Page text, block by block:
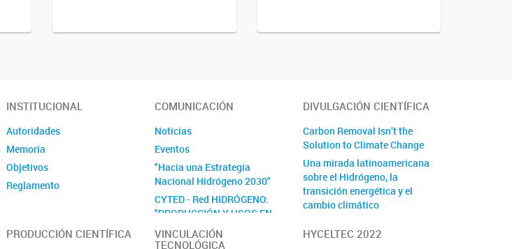
INSTITUCIONAL
Autoridades
Memoria
Objetivos
Reglamento
COMUNICACIÓN
Noticias
Eventos
"Hacia una Estrategia
Nacional Hidrógeno 2030"
CYTED - Red HIDRÓGENO:
"PRODUCCIÓN Y USOS EN
EL TRANSPORTE Y EL
SECTOR ELÉCTRICO" -
DIVULGACIÓN CIENTÍFICA
Carbon Removal Isn’t the
Solution to Climate Change
Una mirada latinoamericana
sobre el Hidrógeno, la
transición energética y el
cambio climático
PRODUCCIÓN CIENTÍFICA
VINCULACIÓN
TECNOLÓGICA
HYCELTEC 2022